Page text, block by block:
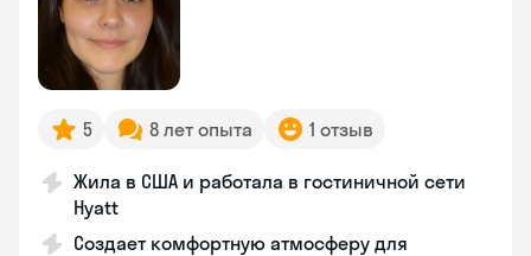
5 8 лет опыта 1 отзыв
Жила в США и работала в гостиничной сети
Hyatt
Создает комфортную атмосферу для